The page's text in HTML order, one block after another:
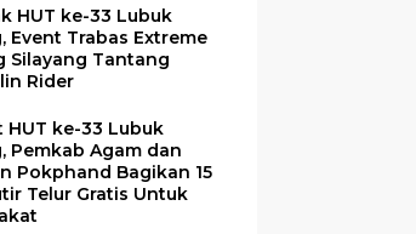
HUT ke-33 Lubuk
Event Trabas Extreme
Silayang Tantang
Rider
HUT ke-33 Lubuk
Pemkab Agam dan
Pokphand Bagikan 15
Telur Gratis Untuk